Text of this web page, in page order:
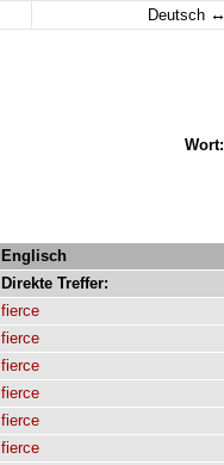
Deutsch ↔
Wort:
Englisch
Direkte Treffer:
fierce
fierce
fierce
fierce
fierce
fierce